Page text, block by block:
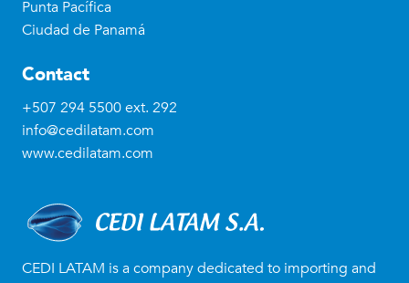
CEDI LATAM is a company dedicated to importing and
Punta Pacífica
Ciudad de Panamá
Contact
+507 294 5500ext. 292
info@cedilatam.com
www.cedilatam.com